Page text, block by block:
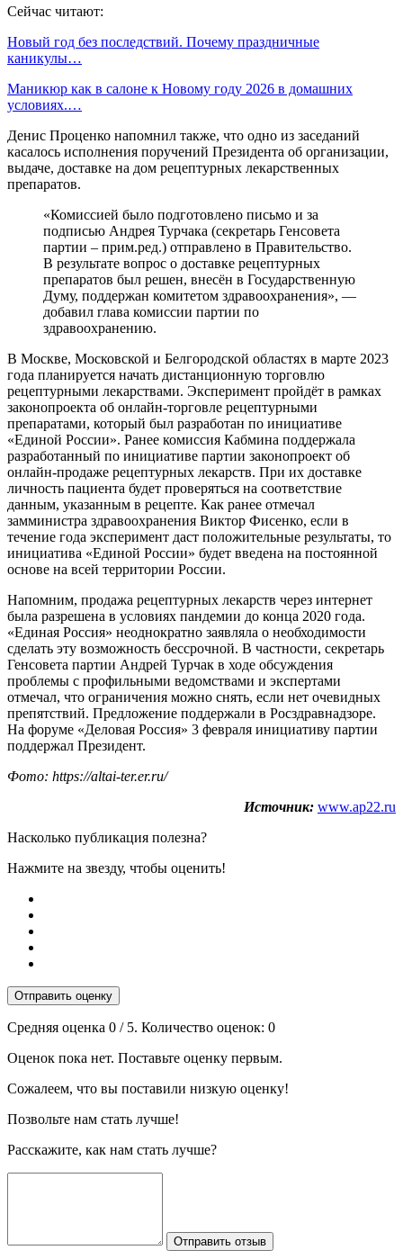
Сейчас читают:
Новый год без последствий. Почему праздничные
каникулы…
Маникюр как в салоне к Новому году 2026 в домашних
условиях.…
Денис Проценко напомнил также, что одно из заседаний
касалось исполнения поручений Президента об организации,
выдаче, доставке на дом рецептурных лекарственных
препаратов.
«Комиссией было подготовлено письмо и за
подписью Андрея Турчака (секретарь Генсовета
партии – прим.ред.) отправлено в Правительство.
В результате вопрос о доставке рецептурных
препаратов был решен, внесён в Государственную
Думу, поддержан комитетом здравоохранения», —
добавил глава комиссии партии по
здравоохранению.
В Москве, Московской и Белгородской областях в марте 2023
года планируется начать дистанционную торговлю
рецептурными лекарствами. Эксперимент пройдёт в рамках
законопроекта об онлайн-торговле рецептурными
препаратами, который был разработан по инициативе
«Единой России». Ранее комиссия Кабмина поддержала
разработанный по инициативе партии законопроект об
онлайн-продаже рецептурных лекарств. При их доставке
личность пациента будет проверяться на соответствие
данным, указанным в рецепте. Как ранее отмечал
замминистра здравоохранения Виктор Фисенко, если в
течение года эксперимент даст положительные результаты, то
инициатива «Единой России» будет введена на постоянной
основе на всей территории России.
Напомним, продажа рецептурных лекарств через интернет
была разрешена в условиях пандемии до конца 2020 года.
«Единая Россия» неоднократно заявляла о необходимости
сделать эту возможность бессрочной. В частности, секретарь
Генсовета партии Андрей Турчак в ходе обсуждения
проблемы с профильными ведомствами и экспертами
отмечал, что ограничения можно снять, если нет очевидных
препятствий. Предложение поддержали в Росздравнадзоре.
На форуме «Деловая Россия» 3 февраля инициативу партии
поддержал Президент.
Фото: https://altai-ter.er.ru/
Источник: www.ap22.ru
Насколько публикация полезна?
Нажмите на звезду, чтобы оценить!
Отправить оценку
Средняя оценка 0 / 5. Количество оценок: 0
Оценок пока нет. Поставьте оценку первым.
Сожалеем, что вы поставили низкую оценку!
Позвольте нам стать лучше!
Расскажите, как нам стать лучше?
Отправить отзыв